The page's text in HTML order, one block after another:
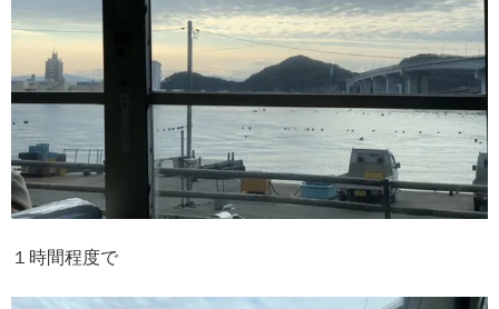
１時間程度で